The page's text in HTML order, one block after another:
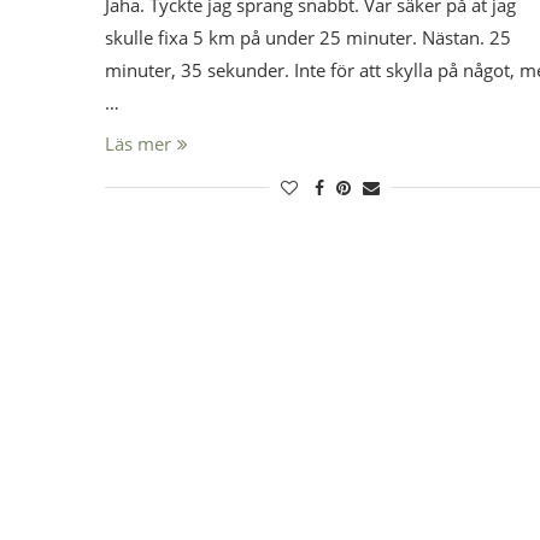
Jaha. Tyckte jag sprang snabbt. Var säker på at jag
skulle fixa 5 km på under 25 minuter. Nästan. 25
minuter, 35 sekunder. Inte för att skylla på något,
…
Läs mer